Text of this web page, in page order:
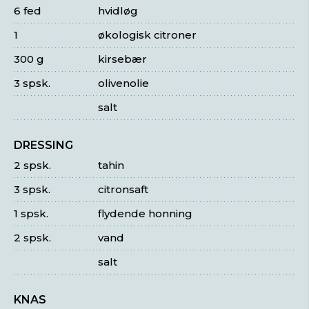
hvidløg
6 fed
økologisk citroner
1
kirsebær
300 g
olivenolie
3 spsk.
salt
DRESSING
tahin
2 spsk.
citronsaft
3 spsk.
flydende honning
1 spsk.
vand
2 spsk.
salt
KNAS